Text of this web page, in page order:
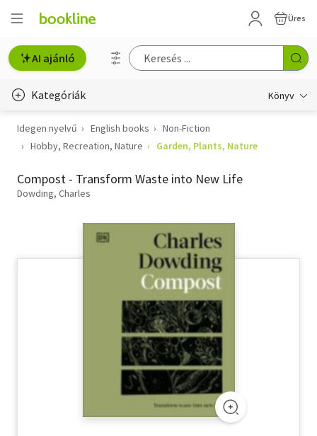
Üres
AI ajánló
Kategóriák Könyv
Életmód, egészség
Gyermek- és ifjúsági
Hobbi, szabadidő
Idegen nyelvű English books
Non-Fiction
Hobby, Recreation, Nature
Garden, Plants, Nature
Compost - Transform Waste into New Life
Dowding, Charles